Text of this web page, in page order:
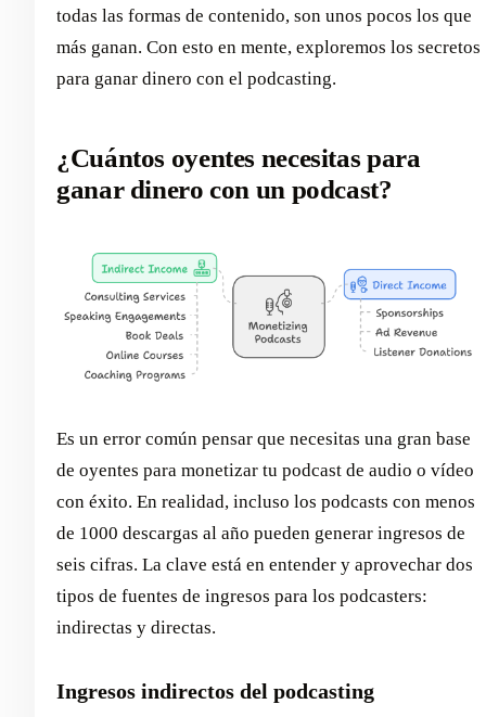
todas las formas de contenido, son unos pocos los que
más ganan. Con esto en mente, exploremos los secretos
para ganar dinero con el podcasting.
¿Cuántos oyentes necesitas para
ganar dinero con un podcast?
Es un error común pensar que necesitas una gran base
de oyentes para monetizar tu podcast de audio o vídeo
con éxito. En realidad, incluso los podcasts con menos
de 1000 descargas al año pueden generar ingresos de
seis cifras. La clave está en entender y aprovechar dos
tipos de fuentes de ingresos para los podcasters:
indirectas y directas.
Ingresos indirectos del podcasting